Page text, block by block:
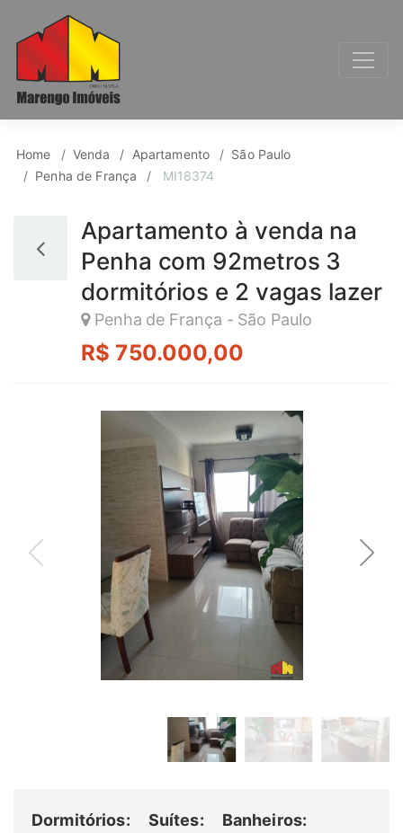
Apartamento para
Home Venda Apartamento
São Paulo
Penha de França
MI18374
Apartamento à venda na
Penha com 92metros 3
dormitórios e 2 vagas lazer
Penha de França - São Paulo
R$ 750.000,00
Dormitórios: Suítes: Banheiros: